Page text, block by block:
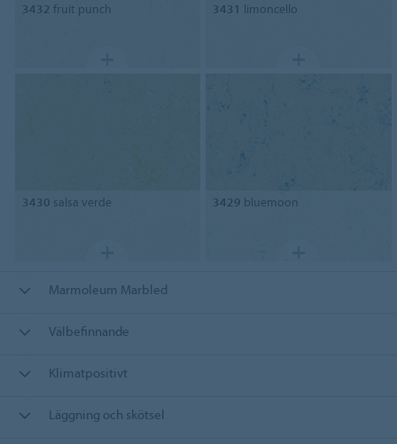
3432 fruit punch 3431 limoncello
3430 salsa verde 3429 bluemoon
Marmoleum Marbled
Välbefinnande
Klimatpositivt
Läggning och skötsel